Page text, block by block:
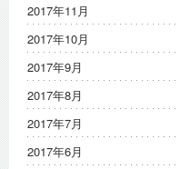
2017年11月
2017年10月
2017年9月
2017年8月
2017年7月
2017年6月